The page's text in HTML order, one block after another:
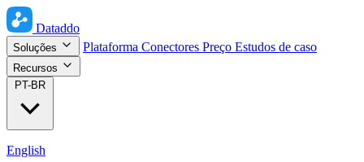
Dataddo
Soluções Plataforma Conectores Preço Estudos de caso
Recursos
PT-BR
English